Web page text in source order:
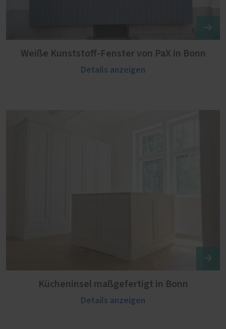
Weiße Kunststoff-Fenster von PaX in Bonn
Details anzeigen
Kücheninsel maßgefertigt in Bonn
Details anzeigen